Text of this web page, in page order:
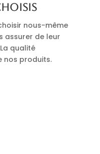
nous-même
assurer de leur
qualité
nos produits.